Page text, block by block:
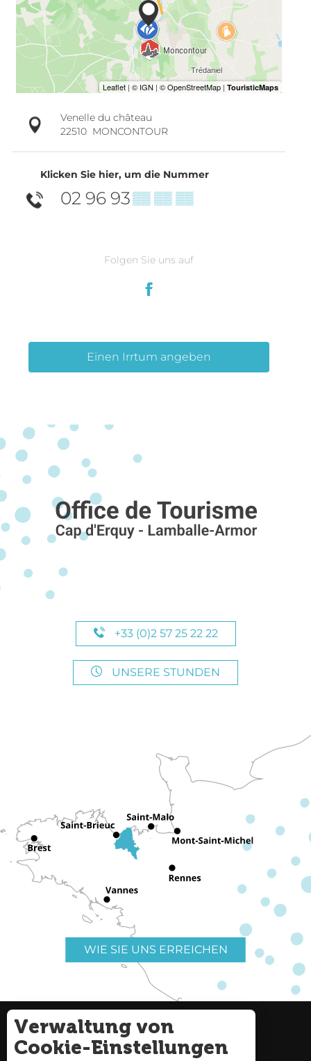
Venelle du château
22510 MONCONTOUR
Klicken Sie hier, um die Nummer
02 96 93▒▒ ▒▒ ▒▒
Folgen Sie uns auf
Einen Irrtum angeben
+33 (0)2 57 25 22 22
UNSERE STUNDEN
WIE SIE UNS ERREICHEN
Nützliche Links
Seitenverzeichnis
Verwaltung von
Cookie-Einstellungen